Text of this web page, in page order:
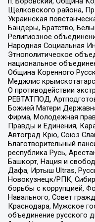
Щелковского района,
Украинская
Бандеры, Братство,
Религиозное
Народная Социальная
Этнополитическое
национальное
Община Коренного
Меджлис
О противодействии
РЕВТАТПОД,
Божией Матери
Фирма, Молодежная
Правды и Единения,
Автоград Крю, Союз
Благотворительный
республика Русь,
Башкорт, Нация и
Дафа, Иртыш Ultras,
Новокузнецк/РПК,
борьбы с коррупцией,
Навального, Совет
Краснодара, Мужское
объединение русского